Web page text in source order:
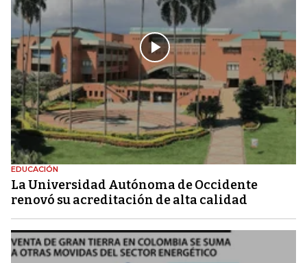
EDUCACIÓN
La Universidad Autónoma de Occidente
renovó su acreditación de alta calidad